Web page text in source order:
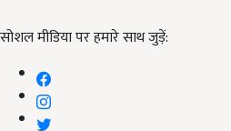
सोशल मीडिया पर हमारे साथ जुड़ें: